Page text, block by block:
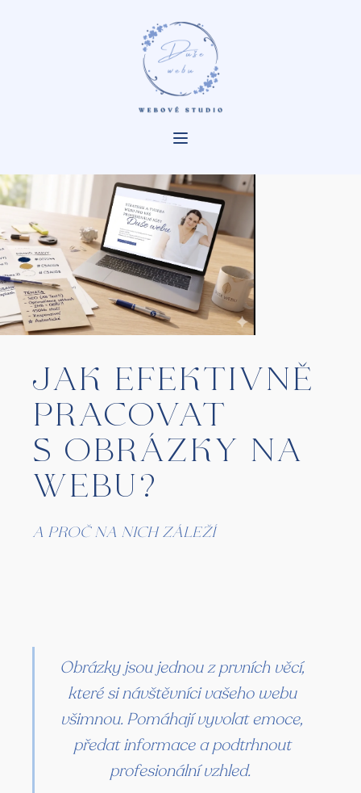
Jak efektivně
pracovat
s obrázky na
webu?
a proč na nich záleží
Obrázky jsou jednou z prvních věcí,
které si návštěvníci vašeho webu
všimnou. Pomáhají vyvolat emoce,
předat informace a podtrhnout
profesionální vzhled.